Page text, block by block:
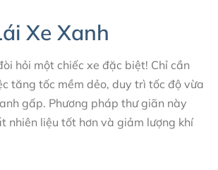
Xe Xanh
hỏi một chiếc xe đặc biệt! Chỉ cần
tăng tốc mềm dẻo, duy trì tốc độ vừa
gấp. Phương pháp thư giãn này
nhiên liệu tốt hơn và giảm lượng khí